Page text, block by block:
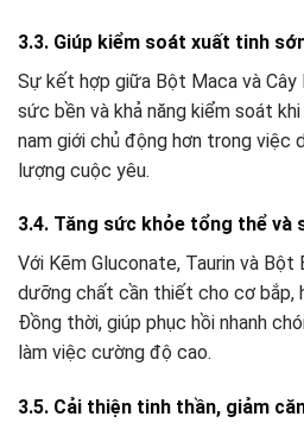
3.3. Giúp kiểm soát xuất tinh
Sự kết hợp giữa Bột Maca và Cây
sức bền và khả năng kiểm soát
nam giới chủ động hơn trong việc
lượng cuộc yêu.
3.4. Tăng sức khỏe tổng thể và
Với Kẽm Gluconate, Taurin và Bột
dưỡng chất cần thiết cho cơ bắp,
Đồng thời, giúp phục hồi nhanh
làm việc cường độ cao.
3.5. Cải thiện tinh thần, giảm